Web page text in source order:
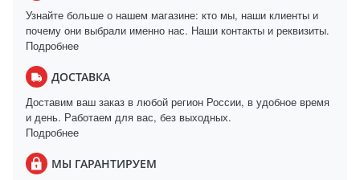
Узнайте больше о нашем магазине: кто мы, наши клиенты и
почему они выбрали именно нас. Наши контакты и реквизиты.
Подробнее
ДОСТАВКА
Доставим ваш заказ в любой регион России, в удобное время
и день. Работаем для вас, без выходных.
Подробнее
МЫ ГАРАНТИРУЕМ